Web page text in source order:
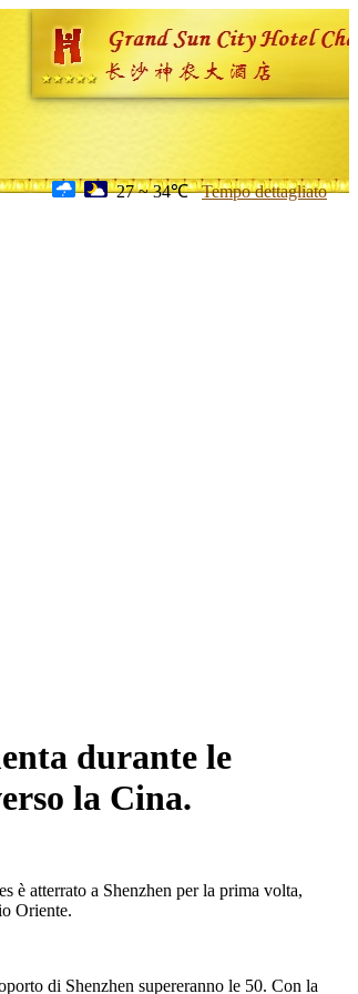
27 ~ 34℃ Tempo dettagliato
durante le
la Cina.
è atterrato a Shenzhen per la prima volta,
Oriente.
di Shenzhen supereranno le 50. Con la